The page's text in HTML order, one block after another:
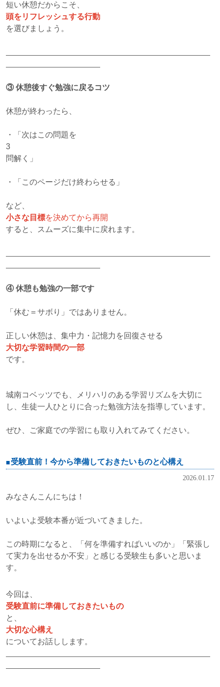
短い休憩だからこそ、
頭をリフレッシュする行動
を選びましょう。
③休憩後すぐ勉強に戻るコツ
休憩が終わったら、
・「次はこの問題を
3
問解く」
・「このページだけ終わらせる」
など、
小さな目標を決めてから再開
すると、スムーズに集中に戻れます。
④休憩も勉強の一部です
「休む＝サボり」ではありません。
正しい休憩は、集中力・記憶力を回復させる
大切な学習時間の一部
です。
城南コベッツでも、メリハリのある学習リズムを大切に
し、生徒一人ひとりに合った勉強方法を指導しています。
ぜひ、ご家庭での学習にも取り入れてみてください。
受験直前！今から準備しておきたいものと心構え
2026.01.17
みなさんこんにちは！
いよいよ受験本番が近づいてきました。
この時期になると、「何を準備すればいいのか」「緊張し
て実力を出せるか不安」と感じる受験生も多いと思いま
す。
今回は、
受験直前に準備しておきたいもの
と、
大切な心構え
についてお話しします。